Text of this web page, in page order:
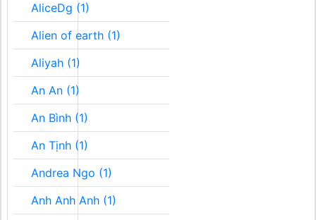
AliceDg (1)
Alien of earth (1)
Aliyah (1)
An An (1)
An Bình (1)
An Tịnh (1)
Andrea Ngo (1)
Anh Anh Anh (1)